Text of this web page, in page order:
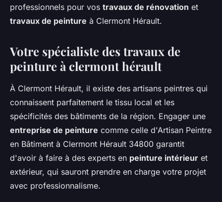
professionnels pour vos travaux de rénovation et
travaux de peinture à Clermont Hérault.
Votre spécialiste des travaux de
peinture à clermont hérault
À Clermont Hérault, il existe des artisans peintres qui
connaissent parfaitement le tissu local et les
spécificités des bâtiments de la région. Engager une
entreprise de peinture comme celle d'Artisan Peintre
en Bâtiment à Clermont Hérault 34800 garantit
d'avoir à faire à des experts en peinture intérieur et
extérieur, qui sauront prendre en charge votre projet
avec professionnalisme.